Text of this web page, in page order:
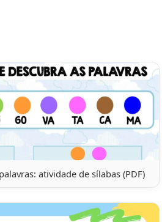
atividade de sílabas (PDF)